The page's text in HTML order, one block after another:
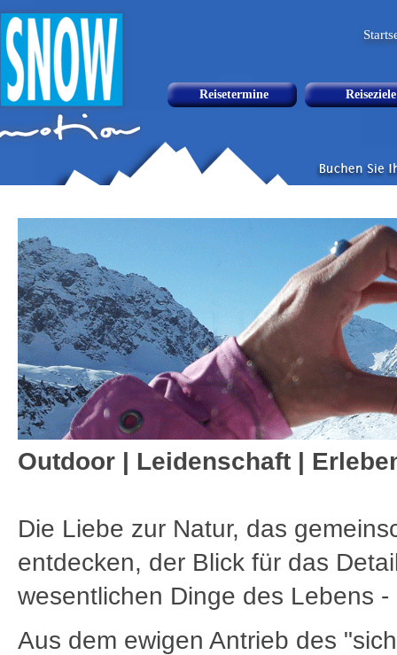
Reisetermine Reiseziele
Outdoor | Leidenschaft |
Die Liebe zur Natur, das
entdecken, der Blick für das
wesentlichen Dinge des Lebens
Aus dem ewigen Antrieb des